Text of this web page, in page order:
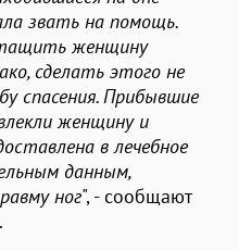
звать на помощь.
женщину
сделать этого не
спасения. Прибывшие
женщину и
в лечебное
данным,
ног", - сообщают